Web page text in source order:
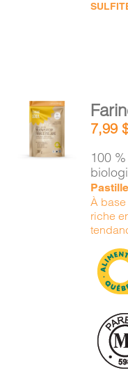
AJOUTER
AU
PANIER
/
7,99
100
À
riche